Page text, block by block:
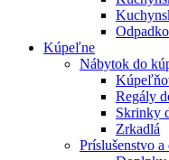
Kúpeľne
Nábytok do
Regály
Skrinky
Zrkadlá
Príslušenstvo